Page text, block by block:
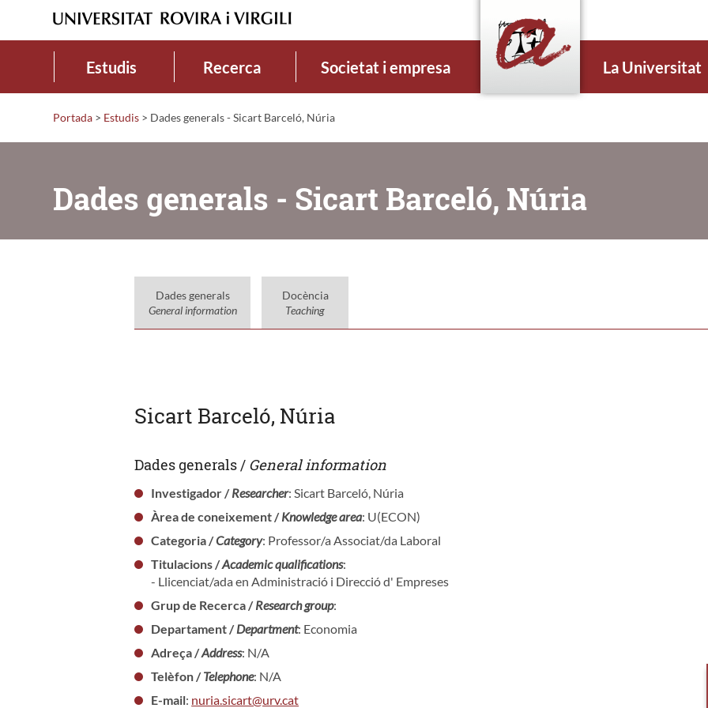
Estudis Recerca Societat i empresa La Universitat
Portada > Estudis > Dades generals - Sicart Barceló, Núria
Dades generals - Sicart Barceló, Núria
Dades generals
General information
Docència
Teaching
Sicart Barceló, Núria
Dades generals / General information
Investigador /Researcher: Sicart Barceló, Núria
Àrea de coneixement /Knowledge area: U(ECON)
Categoria /Category: Professor/a Associat/da Laboral
Titulacions /Academic qualifications:
- Llicenciat/ada en Administració i Direcció d' Empreses
Grup de Recerca /Research group:
Departament /Department: Economia
Adreça /Address: N/A
Telèfon /Telephone: N/A
E-mail: nuria.sicart@urv.cat